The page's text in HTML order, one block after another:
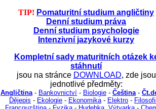
TIP! Pomaturitní studium angličtiny
Denní studium práva
Denní studium psychologie
Intenzivní jazykové kurzy
Kompletní sady maturitních otázek
stáhnutí
jsou na stránce DOWNLOAD, zde jsou
jednotlivé předměty:
Angličtina- Bankovnictví - Biologie - Čeština-
Dějepis - Ekologie - Ekonomika- Elektro -